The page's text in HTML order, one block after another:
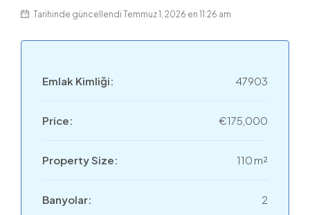
Tarihinde güncellendi Temmuz 1, 2026 en 11:26 am
Emlak Kimliği: 47903
Price: €175,000
Property Size: 110 m²
Banyolar: 2